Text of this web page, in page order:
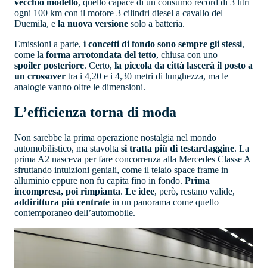
vecchio modello, quello capace di un consumo record di 3 litri
ogni 100 km con il motore 3 cilindri diesel a cavallo del
Duemila, e la nuova versione solo a batteria.
Emissioni a parte, i concetti di fondo sono sempre gli stessi,
come la forma arrotondata del tetto, chiusa con uno
spoiler posteriore. Certo, la piccola da città lascerà il posto a
un crossover tra i 4,20 e i 4,30 metri di lunghezza, ma le
analogie vanno oltre le dimensioni.
L’efficienza torna di moda
Non sarebbe la prima operazione nostalgia nel mondo
automobilistico, ma stavolta si tratta più di testardaggine. La
prima A2 nasceva per fare concorrenza alla Mercedes Classe A
sfruttando intuizioni geniali, come il telaio space frame in
alluminio eppure non fu capita fino in fondo. Prima
incompresa, poi rimpianta. Le idee, però, restano valide,
addirittura più centrate in un panorama come quello
contemporaneo dell’automobile.